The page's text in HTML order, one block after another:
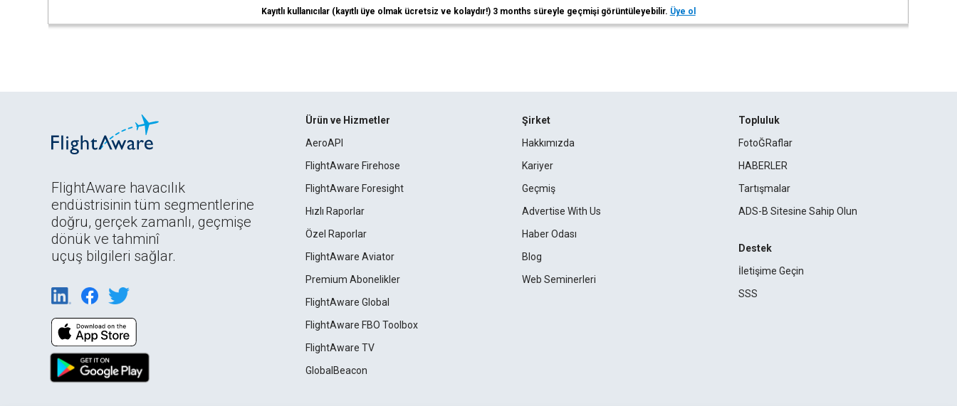
Kayıtlı kullanıcılar (kayıtlı üye olmak ücretsiz ve kolaydır!) 3 months süreyle geçmişi görüntüleyebilir. Üye ol
FlightAware havacılık
endüstrisinin tüm segmentlerine
doğru, gerçek zamanlı, geçmişe
dönük ve tahminî
uçuş bilgileri sağlar.
Ürün ve Hizmetler
AeroAPI
FlightAware Firehose
FlightAware Foresight
Hızlı Raporlar
Özel Raporlar
FlightAware Aviator
Premium Abonelikler
FlightAware Global
FlightAware FBO Toolbox
FlightAware TV
GlobalBeacon
Şirket
Hakkımızda
Kariyer
Geçmiş
Advertise With Us
Haber Odası
Blog
Web Seminerleri
Topluluk
FotoĞRaflar
HABERLER
Tartışmalar
ADS-B Sitesine Sahip Olun
Destek
İletişime Geçin
SSS